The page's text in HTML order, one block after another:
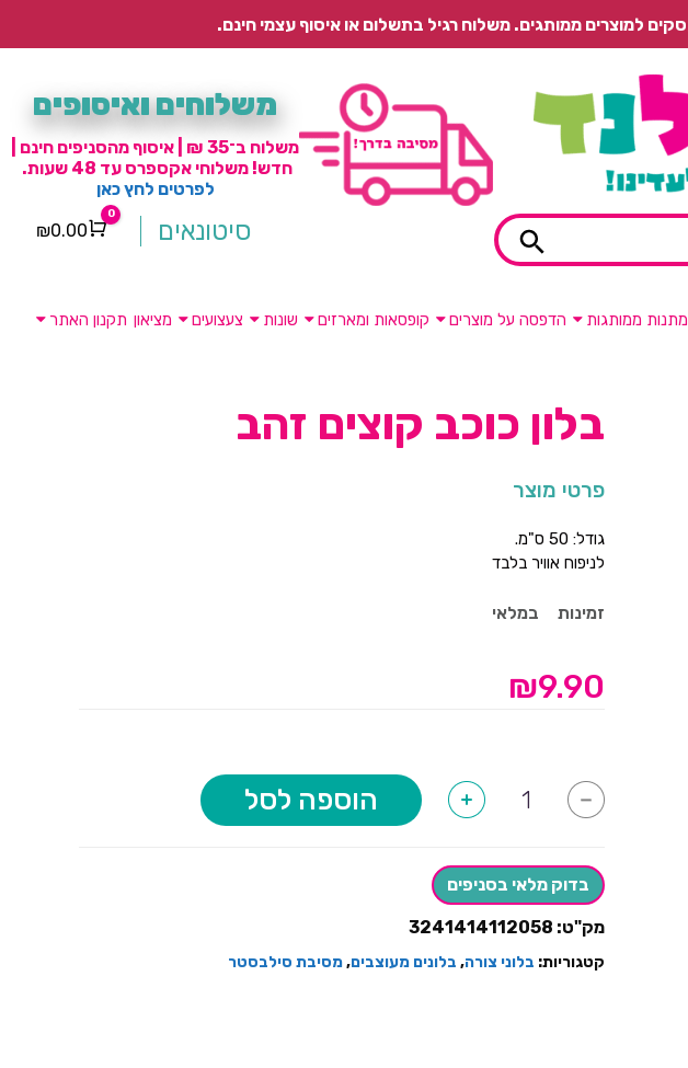
משלוחים ואיסופים
משלוח ב־35 ₪ | איסוף מהסניפים חינם |
חדש! משלוחי אקספרס עד 48 שעות.
לפרטים לחץ כאן
סיטונאים Cart
0
₪0.00
מתנות ממותגות הדפסה על מוצרים קופסאות ומארזים שונות צעצועים מציאון תקנון האתר
בלון כוכב קוצים זהב
פרטי מוצר
גודל: 50 ס"מ.
לניפוח אוויר בלבד
זמינות במלאי
₪9.90
-
של
זהב
+ הוספה לסל
בדוק מלאי בסניפים
מק"ט: 3241414112058
קטגוריות: בלוני צורה, בלונים מעוצבים,מסיבת סילבסטר